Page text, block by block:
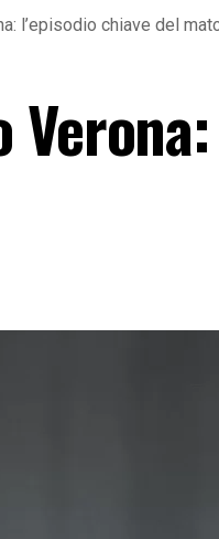
l’episodio chiave del